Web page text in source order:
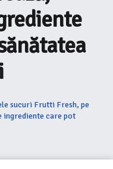
sucuri Frutti Fresh, pe
ingrediente care pot